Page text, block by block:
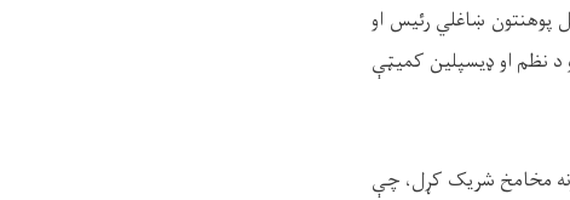
پوهنتون ښاغلي رئيس او
د نظم او ډیسپلین کمیټې
مخامخ شريک کړل، چې